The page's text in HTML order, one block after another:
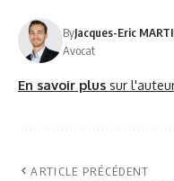
ByJacques-Eric
Avocat
En savoir plus sur
ARTICLE PRÉCÉDENT